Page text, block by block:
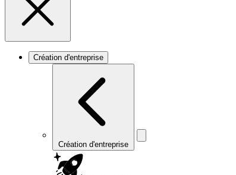
Création d'entreprise
Création d'entreprise